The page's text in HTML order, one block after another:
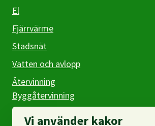
El
Fjärrvärme
Stadsnät
Vatten och avlopp
Återvinning
Byggåtervinning
FöretagVi använder kakor